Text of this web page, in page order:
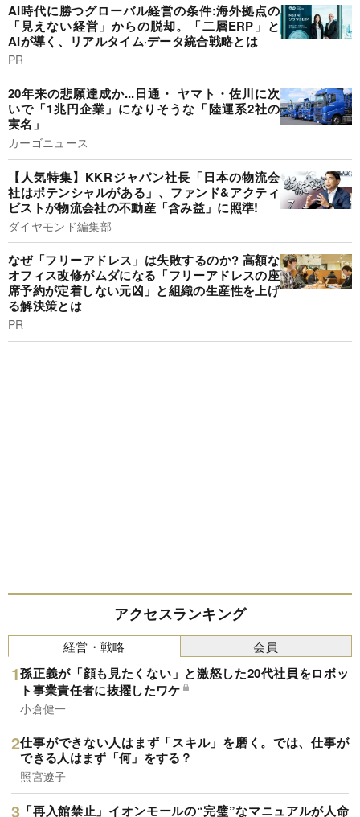
AI時代に勝つグローバル経営の条件:海外拠点の
「見えない経営」からの脱却。「二層ERP」と
AIが導く、リアルタイム·データ統合戦略とは
PR
20年来の悲願達成か...日通・ ヤマト・佐川に次
いで「1兆円企業」になりそうな「陸運系2社の
実名」
カーゴニュース
【人気特集】KKRジャパン社長「日本の物流会
社はポテンシャルがある」、ファンド&アクティ
ビストが物流会社の不動産「含み益」に照準!
ダイヤモンド編集部
なぜ「フリーアドレス」は失敗するのか? 高額な
オフィス改修がムダになる「フリーアドレスの座
席予約が定着しない元凶」と組織の生産性を上げ
る解決策とは
PR
アクセスランキング
経営・戦略
孫正義が「顔も見たくない」と激怒した20代社員をロボッ
ト事業責任者に抜擢したワケ
小倉健一
仕事ができない人はまず「スキル」を磨く。では、仕事が
できる人はまず「何」をする？
照宮遼子
「再入館禁止」イオンモールの“完璧”なマニュアルが人命
会員